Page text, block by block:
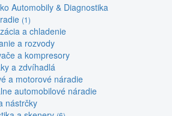
Automobily & Diagnostika
(1)
a chladenie
a rozvody
a kompresory
a zdvíhadlá
a motorové náradie
automobilové náradie
nástrčky